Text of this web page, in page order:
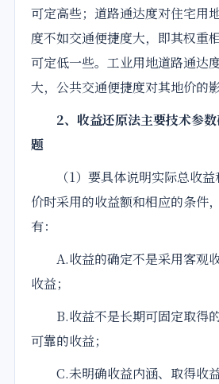
可定高些；道路通达度对住宅用
度不如交通便捷度大，即其权重
可定低一些。工业用地道路通达
大，公共交通便捷度对其地价的
2、收益还原法主要技术参数
题
（1）要具体说明实际总收益
价时采用的收益额和相应的条件
有：
A.收益的确定不是采用客观
收益；
B.收益不是长期可固定取得
可靠的收益；
C.未明确收益内涵、取得收益